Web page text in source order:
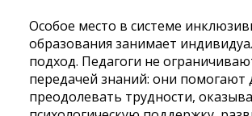
Особое место в системе
образования занимает
подход. Педагоги не
передачей знаний: они помогают
преодолевать трудности,